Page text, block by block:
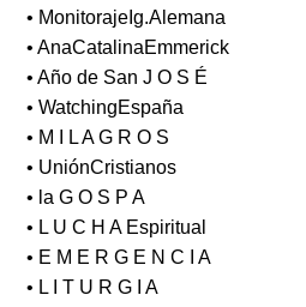
• MonitorajeIg.Alemana
• AnaCatalinaEmmerick
• Año de San J O S É
• WatchingEspaña
• M I L A G R O S
• UniónCristianos
• la G O S P A
• L U C H A Espiritual
• E M E R G E N C I A
• L I T U R G I A